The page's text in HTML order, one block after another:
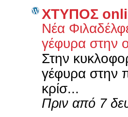
XΤΥΠΟΣ
Νέα
γέφυρα στην
Στην
γέφυρα στην
κρίσ...
Πριν από 7